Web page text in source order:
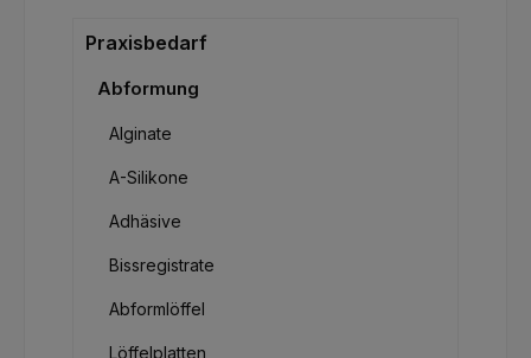
Praxisbedarf
Abformung
Alginate
A-Silikone
Adhäsive
Bissregistrate
Abformlöffel
Löffelplatten